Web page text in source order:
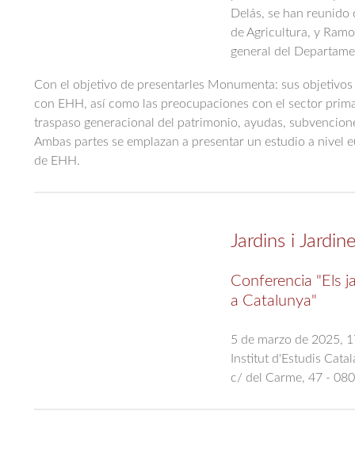
Delás, se han
de Agricultura, y
general del
Con el objetivo de presentarles Monumenta: sus
con EHH, así como las preocupaciones con el sector
traspaso generacional del patrimonio, ayudas,
Ambas partes se emplazan a presentar un estudio a nivel
de EHH.
Jardins i
Conferencia "Els
a Catalunya"
5 de marzo de 2025,
Institut d'Estudis
c/ del Carme, 47 -